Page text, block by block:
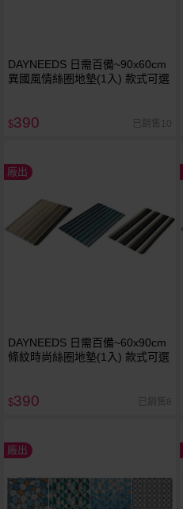
DAYNEEDS 日需百備~90x60cm
異國風情絲圈地墊(1入) 款式可選
$390 已銷售10
廠出
DAYNEEDS 日需百備~60x90cm
條紋時尚絲圈地墊(1入) 款式可選
$390 已銷售8
廠出